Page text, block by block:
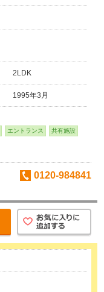
2LDK
1995年3月
エントランス 共有施設
0120-984841